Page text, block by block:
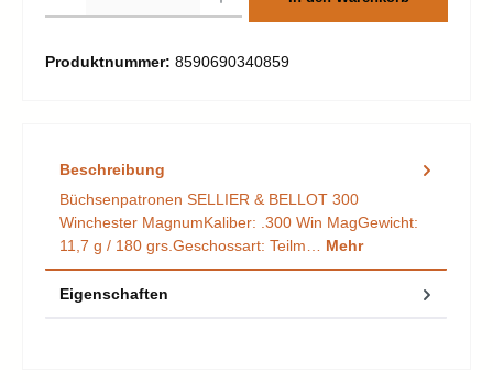
Produktnummer: 8590690340859
Beschreibung
Büchsenpatronen SELLIER & BELLOT 300
Winchester MagnumKaliber: .300 Win MagGewicht:
11,7 g / 180 grs.Geschossart: Teilm… Mehr
Eigenschaften